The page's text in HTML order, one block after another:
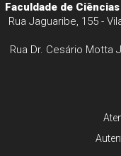
Faculdade de
Rua Jaguaribe, 155 -
Rua Dr. Cesário Motta